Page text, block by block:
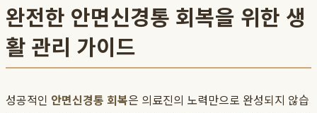
완전한 안면신경통 회복을 위한 생
활 관리 가이드
성공적인 안면신경통 회복은 의료진의 노력만으로 완성되지 않습